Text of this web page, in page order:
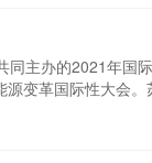
主办的2021年国
变革国际性大会